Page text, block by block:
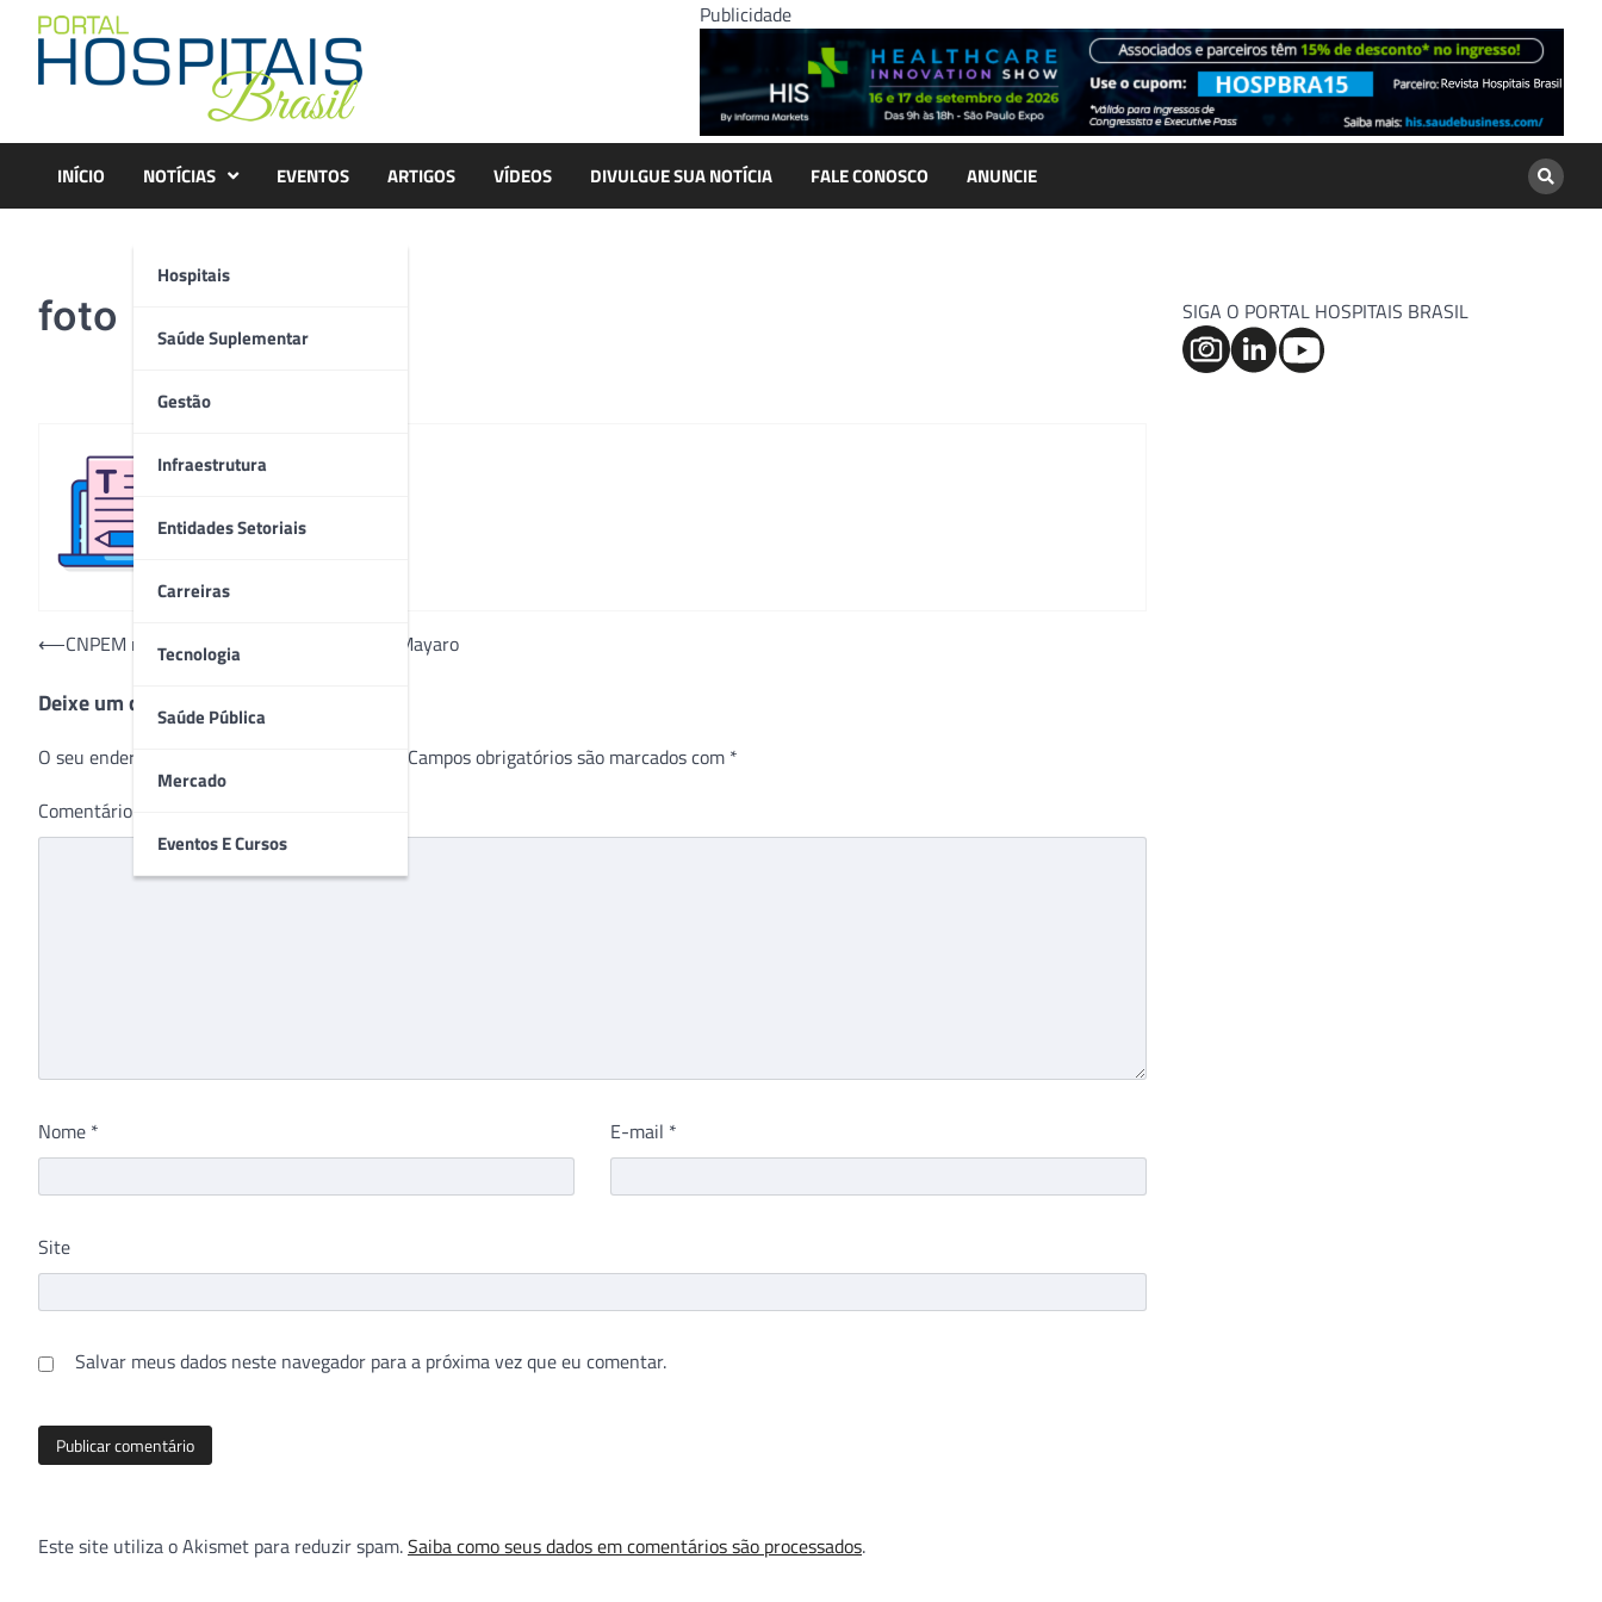
content
Publicidade
INÍCIO NOTÍCIAS
Hospitais
Saúde Suplementar
Gestão
Infraestrutura
Entidades Setoriais
Carreiras
Tecnologia
Saúde Pública
Mercado
Eventos E Cursos
EVENTOS ARTIGOS VÍDEOS DIVULGUE SUA NOTÍCIA FALE CONOSCO ANUNCIE
foto
Navegação
Post
⟵CNPEM revela inédita estrutura do vírus Mayaro
Deixe um comentário
O seu endereço de e-mail não será publicado. Campos obrigatórios são marcados com *
Comentário
Nome * E-mail *
Site
Salvar meus dados neste navegador para a próxima vez que eu comentar.
Este site utiliza o Akismet para reduzir spam.Saiba como seus dados em comentários são processados.
SIGA O PORTAL HOSPITAIS BRASIL